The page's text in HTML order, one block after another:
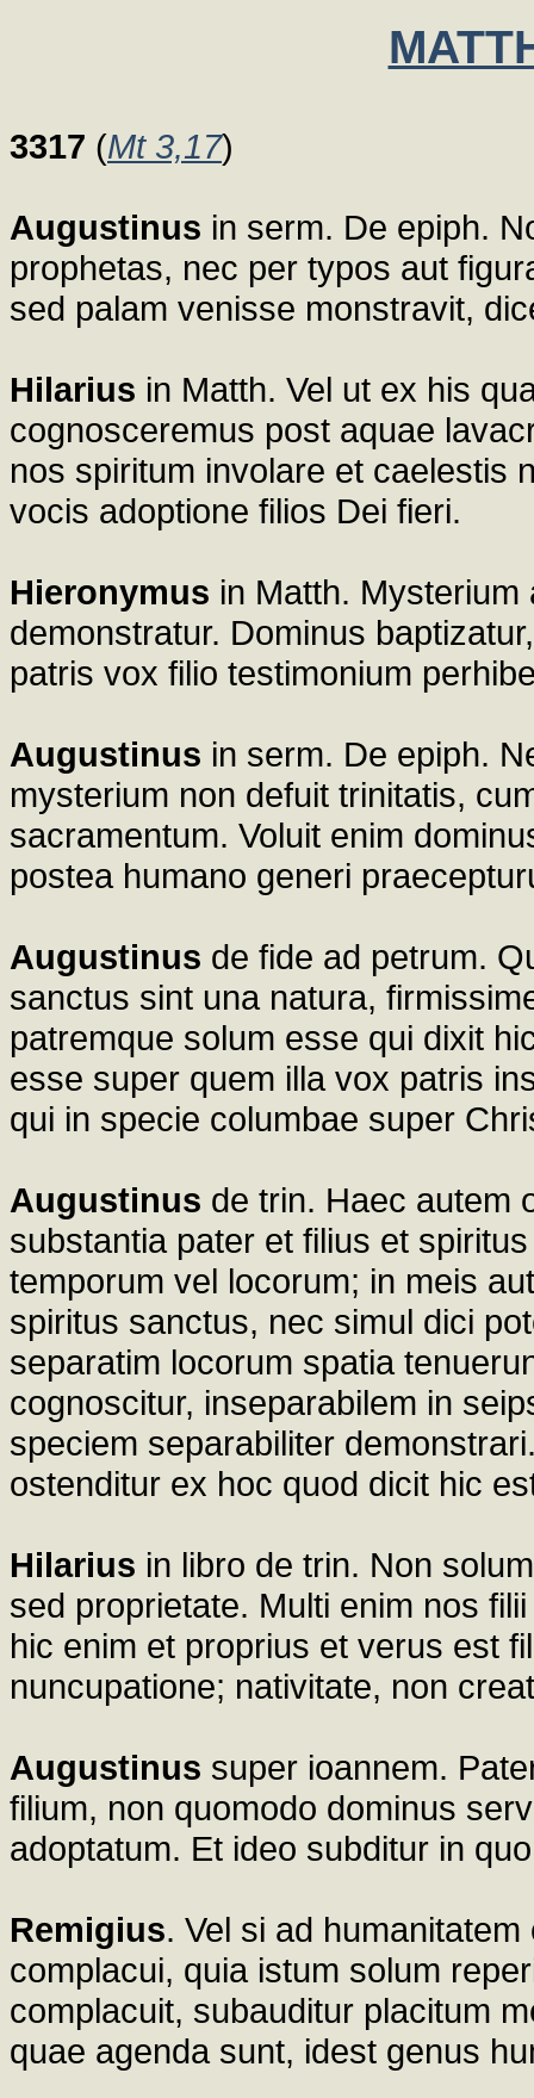
3317 (Mt 3,17)
Augustinus in serm. De epiph.
prophetas, nec per typos aut
sed palam venisse monstravit,
Hilarius in Matth. Vel ut ex his
cognosceremus post aquae
nos spiritum involare et caelestis
vocis adoptione filios Dei fieri.
Hieronymus in Matth.
demonstratur. Dominus
patris vox filio testimonium
Augustinus in serm. De epiph.
mysterium non defuit trinitatis,
sacramentum. Voluit enim
postea humano generi
Augustinus de fide ad petrum.
sanctus sint una natura,
patremque solum esse qui dixit
esse super quem illa vox patris
qui in specie columbae super
Augustinus de trin. Haec autem
substantia pater et filius et
temporum vel locorum; in meis
spiritus sanctus, nec simul dici
separatim locorum spatia
cognoscitur, inseparabilem in
speciem separabiliter
ostenditur ex hoc quod dicit hic
Hilarius in libro de trin. Non
sed proprietate. Multi enim nos
hic enim et proprius et verus est
nuncupatione; nativitate, non
Augustinus super ioannem.
filium, non quomodo dominus
adoptatum. Et ideo subditur in
Remigius. Vel si ad
complacui, quia istum solum
complacuit, subauditur placitum
quae agenda sunt, idest genus